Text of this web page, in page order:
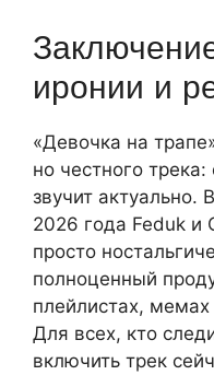
иронии и
«Девочка на
но честного трека:
звучит актуально.
2026 года Feduk и
просто
полноценный
плейлистах,
Для всех, кто
включить трек